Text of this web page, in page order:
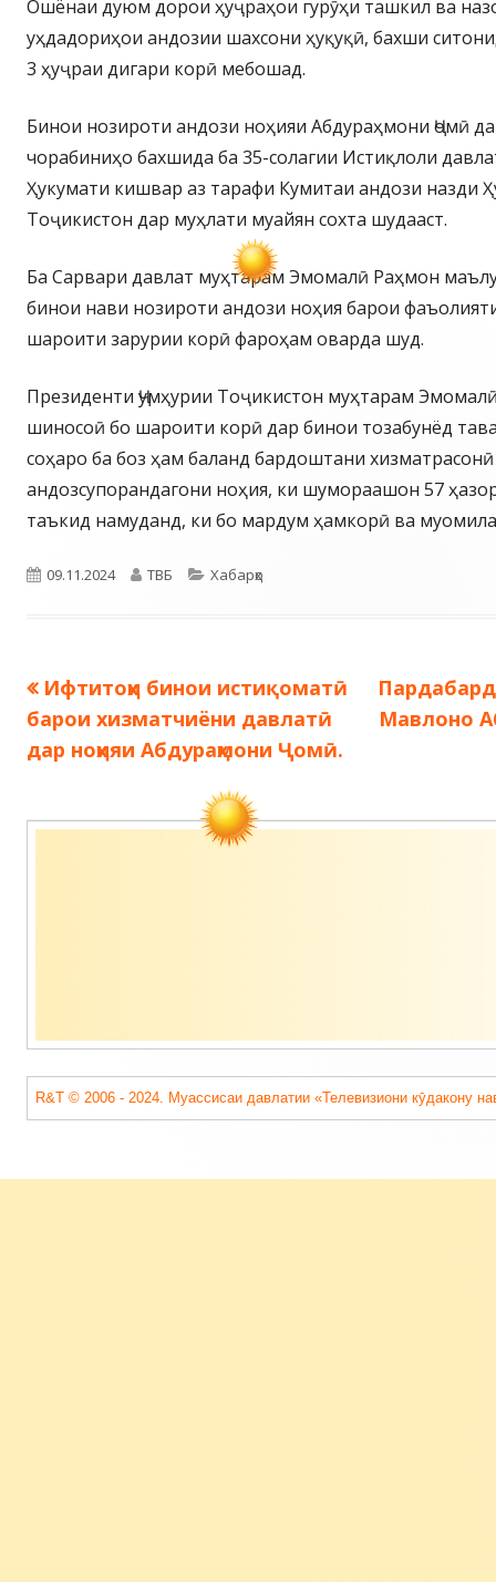
Ошёнаи дуюм дорои ҳуҷраҳои гурӯҳи ташкил ва
уҳдадориҳои андозии шахсони ҳуқуқӣ, бахши
3 ҳуҷраи дигари корӣ мебошад.
Бинои нозироти андози ноҳияи Абдураҳмони Ҷомӣ
чорабиниҳо бахшида ба 35-солагии Истиқлоли
Ҳукумати кишвар аз тарафи Кумитаи андози назди
Тоҷикистон дар муҳлати муайян сохта шудааст.
Ба Сарвари давлат муҳтарам Эмомалӣ Раҳмон
бинои нави нозироти андози ноҳия барои
шароити зарурии корӣ фароҳам оварда шуд.
Президенти Ҷумҳурии Тоҷикистон муҳтарам
шиносоӣ бо шароити корӣ дар бинои тозабунёд
соҳаро ба боз ҳам баланд бардоштани
андозсупорандагони ноҳия, ки шумораашон 57
таъкид намуданд, ки бо мардум ҳамкорӣ ва
Опубликовано
09.11.2024 Автор
ТВБ Рубрики
Хабарҳо
Навигация
по
Предыдущая
запись:
Ифтитоҳи бинои истиқоматӣ
барои хизматчиёни давлатӣ
дар ноҳияи Абдураҳмони Ҷомӣ.
запись:
Мавлоно
Содержимое
R&T © 2006 - 2024. Муассисаи давлатии «Телевизиони кӯдакону